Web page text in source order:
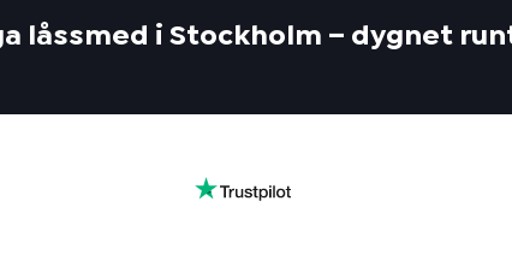
låssmed i Stockholm – dygnet